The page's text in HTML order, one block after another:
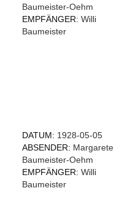
Baumeister-Oehm
EMPFÄNGER:Willi
Baumeister
DATUM: 1928-05-05
ABSENDER: Margarete
Baumeister-Oehm
EMPFÄNGER:Willi
Baumeister